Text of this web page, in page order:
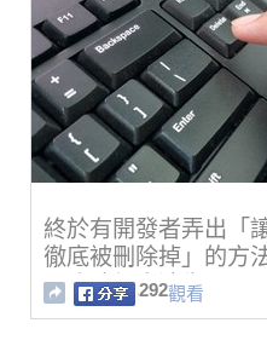
終於有開發者弄出「
徹底被刪除掉」的方
以痕跡都會消失！
292觀看